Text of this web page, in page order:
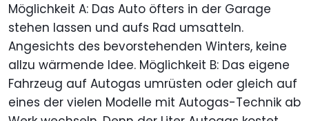
Möglichkeit A: Das Auto öfters in der Garage
stehen lassen und aufs Rad umsatteln.
Angesichts des bevorstehenden Winters, keine
allzu wärmende Idee. Möglichkeit B: Das eigene
Fahrzeug auf Autogas umrüsten oder gleich auf
eines der vielen Modelle mit Autogas-Technik ab